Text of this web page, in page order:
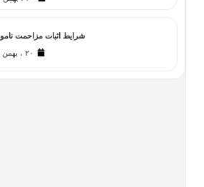
شرایط اثبات مزاحمت
۲۰ ، بهمن ، ۱۴۰۴